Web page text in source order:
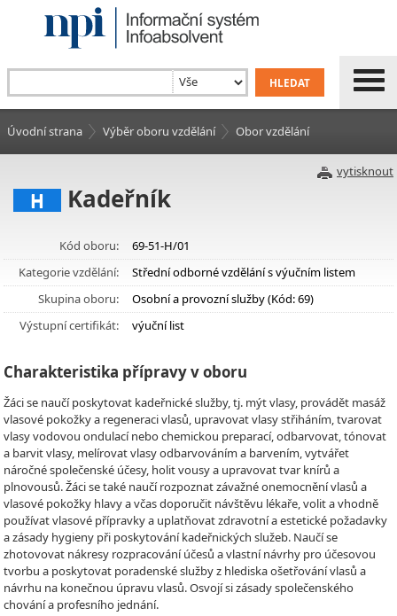
Úvodní strana Výběr oboru vzdělání Obor vzdělání
vytisknout
H Kadeřník
Kód oboru:
69-51-H/01
Kategorie vzdělání:
Střední odborné vzdělání s výučním listem
Skupina oboru:
Osobní a provozní služby (Kód: 69)
Výstupní certifikát:
výuční list
Charakteristika přípravy v oboru
Žáci se naučí poskytovat kadeřnické služby, tj. mýt vlasy, provádět masáž
vlasové pokožky a regeneraci vlasů, upravovat vlasy střiháním, tvarovat
vlasy vodovou ondulací nebo chemickou preparací, odbarvovat, tónovat
a barvit vlasy, melírovat vlasy odbarvováním a barvením, vytvářet
náročné společenské účesy, holit vousy a upravovat tvar knírů a
plnovousů. Žáci se také naučí rozpoznat závažné onemocnění vlasů a
vlasové pokožky hlavy a včas doporučit návštěvu lékaře, volit a vhodně
používat vlasové přípravky a uplatňovat zdravotní a estetické požadavky
a zásady hygieny při poskytování kadeřnických služeb. Naučí se
zhotovovat nákresy rozpracování účesů a vlastní návrhy pro účesovou
tvorbu a poskytovat poradenské služby z hlediska ošetřování vlasů a
návrhu na konečnou úpravu vlasů. Osvojí si zásady společenského
chování a profesního jednání.